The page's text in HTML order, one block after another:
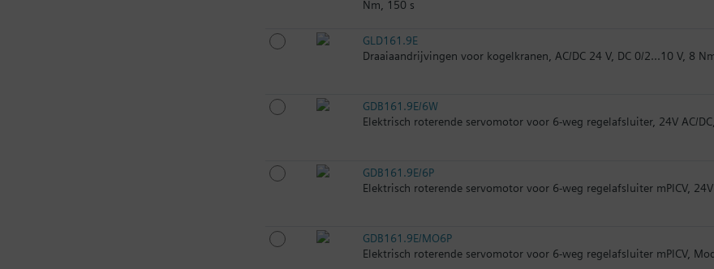
Nm, 150 s
GLD161.9E
Draaiaandrijvingen voor kogelkranen, AC/DC 24 V, DC 0/2...10 V, 8
GDB161.9E/6W
Elektrisch roterende servomotor voor 6-weg regelafsluiter, 24V AC/
GDB161.9E/6P
Elektrisch roterende servomotor voor 6-weg regelafsluiter mPICV,
GDB161.9E/MO6P
Elektrisch roterende servomotor voor 6-weg regelafsluiter mPICV,